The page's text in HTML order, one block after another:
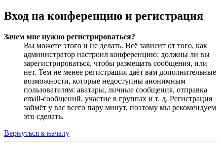
Вход на конференцию и регистрация
Зачем мне нужно регистрироваться?
Вы можете этого и не делать. Всё зависит от того, как
администратор настроил конференцию: должны ли вы
зарегистрироваться, чтобы размещать сообщения, или
нет. Тем не менее регистрация даёт вам дополнительные
возможности, которые недоступны анонимным
пользователям: аватары, личные сообщения, отправка
email-сообщений, участие в группах и т. д. Регистрация
займёт у вас всего пару минут, поэтому мы рекомендуем
это сделать.
Вернуться к началу